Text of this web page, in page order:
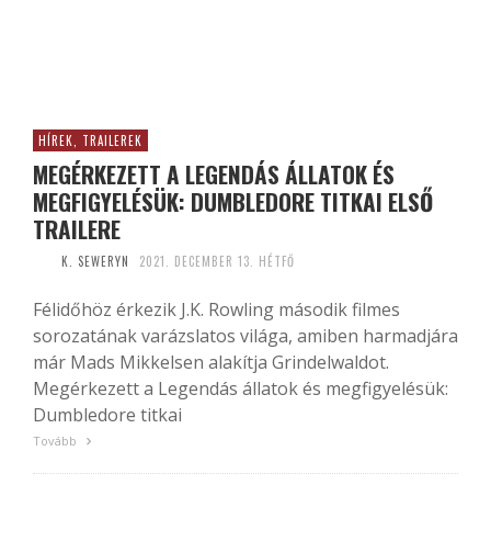
HÍREK, TRAILEREK
MEGÉRKEZETT A LEGENDÁS ÁLLATOK ÉS
MEGFIGYELÉSÜK: DUMBLEDORE TITKAI ELSŐ
TRAILERE
K. SEWERYN 2021. DECEMBER 13. HÉTFŐ
Félidőhöz érkezik J.K. Rowling második filmes
sorozatának varázslatos világa, amiben harmadjára
már Mads Mikkelsen alakítja Grindelwaldot.
Megérkezett a Legendás állatok és megfigyelésük:
Dumbledore titkai
Tovább